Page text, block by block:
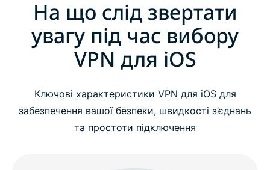
На що слід звертати
увагу під час вибору
VPN для iOS
Ключові характеристики VPN для iOS для
забезпечення вашої безпеки, швидкості з’єднань
та простоти підключення